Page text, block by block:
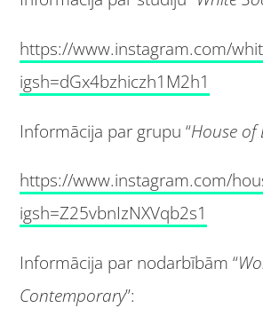
https://www.instagram.com/
igsh=dGx4bzhiczh1M2h1
Informācija par grupu “House of
https://www.instagram.com/
igsh=Z25vbnIzNXVqb2s1
Informācija par nodarbībām “
Contemporary”: